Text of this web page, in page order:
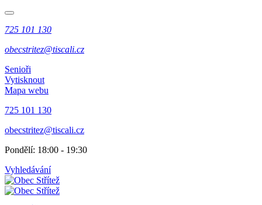
725 101 130
obecstritez@tiscali.cz
Senioři
Vytisknout
Mapa webu
725 101 130
obecstritez@tiscali.cz
Pondělí: 18:00 - 19:30
Vyhledávání